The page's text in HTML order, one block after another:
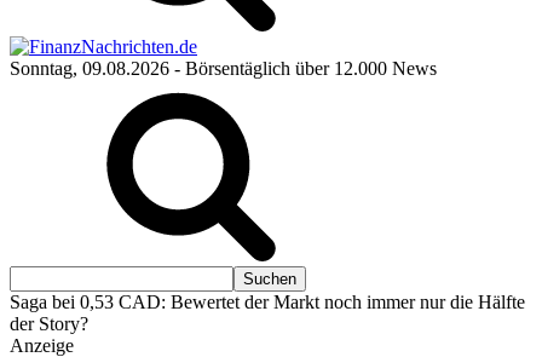
Sonntag, 09.08.2026 - Börsentäglich über 12.000 News
Saga bei 0,53 CAD: Bewertet der Markt noch immer nur die Hälfte
der Story?
Anzeige